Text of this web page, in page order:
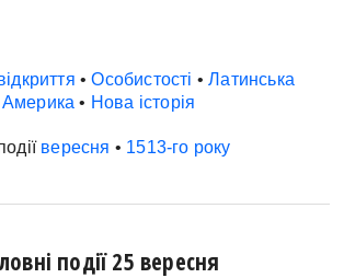
•Особистості •Латинська
Америка • Нова історія
вересня • 1513-го року
події 25 вересня